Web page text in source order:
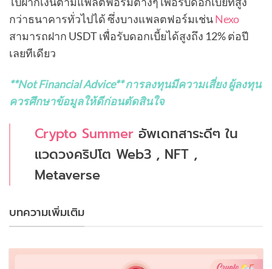
กว่าธนาคารทั่วไปได้ ซึ่งบางแพลตฟอร์มเช่นNexo
สามารถฝาก USDT เพื่อรับดอกเบี้ยได้สูงถึง 12% ต่อปี
เลยทีเดียว
**Not Financial Advice**การลงทุนมีความเสี่ยง ผู้ลงทุน
ควรศึกษาข้อมูลให้ดีก่อนตัดสินใจ
Crypto Summer อัพเดทสาระดีๆ ใน
แวดวงคริปโต Web3 , NFT ,
Metaverse
บทความเพิ่มเติม